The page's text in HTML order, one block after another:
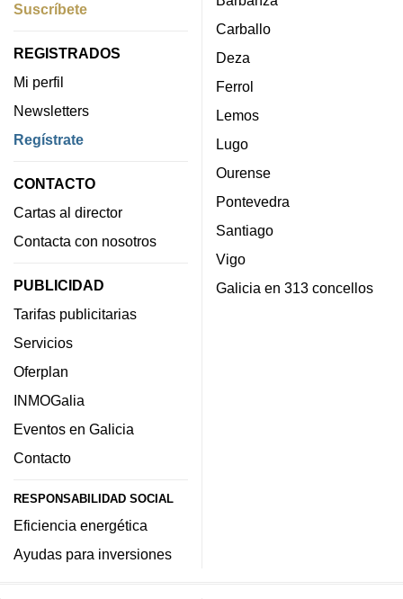
Suscríbete
REGISTRADOS
Mi perfil
Newsletters
Regístrate
CONTACTO
Cartas al director
Contacta con nosotros
PUBLICIDAD
Tarifas publicitarias
Servicios
Oferplan
INMOGalia
Eventos en Galicia
Contacto
RESPONSABILIDAD SOCIAL
Eficiencia energética
Ayudas para inversiones
Carballo
Deza
Ferrol
Lemos
Lugo
Ourense
Pontevedra
Santiago
Vigo
Galicia en 313 concellos